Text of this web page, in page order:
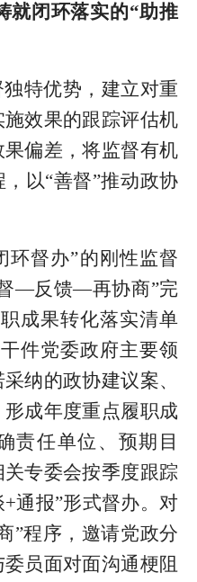
就闭环落实的“助推
特优势，建立对重
效果的跟踪评估机
偏差，将监督有机
以“善督”推动政协
环督办”的刚性监督
—反馈—再协商”完
成果转化落实清单
件党委政府主要领
纳的政协建议案、
成年度重点履职成
责任单位、预期目
专委会按季度跟踪
通报”形式督办。对
”程序，邀请党政分
员面对面沟通梗阻